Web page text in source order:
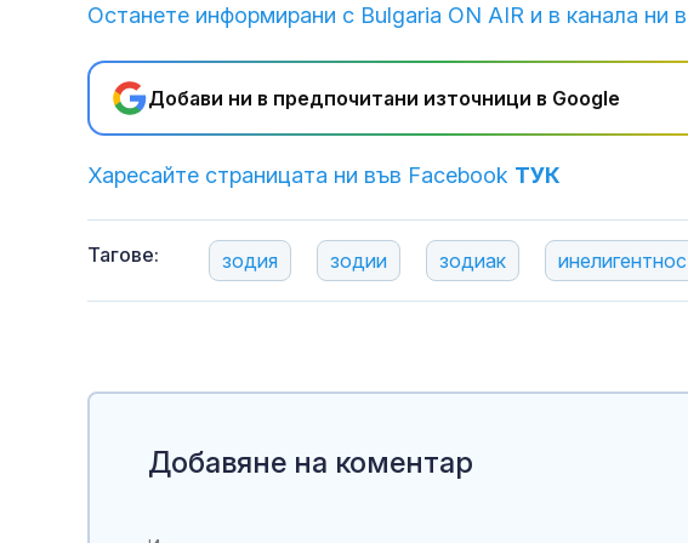
Останете информирани с Bulgaria ON AIR и в канала ни в
Добави ни в предпочитани източници в Google
Харесайте страницата ни във Facebook ТУК
Тагове: зодия зодии зодиак
Добавяне на коментар